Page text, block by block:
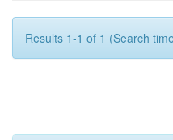
Results 1-1 of 1 (Search